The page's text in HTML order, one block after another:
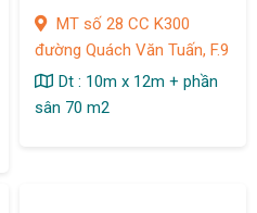
MT số 28 CC K300
đường Quách Văn Tuấn, F.9
Dt : 10m x 12m + phần
sân 70 m2